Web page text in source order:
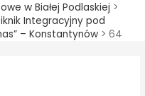
w Białej Podlaskiej >
Integracyjny pod
– Konstantynów > 64